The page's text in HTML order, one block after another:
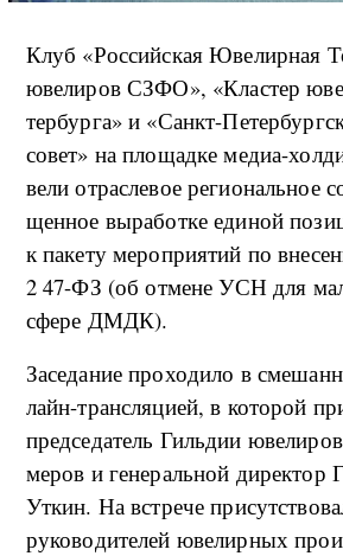
Клуб «Рос­сий­ская Юве­ли­р­ная
юве­ли­ров СЗФО», «Кла­стер
тер­бур­га» и «Санкт-
со­вет» на пло­ща­д­ке ме­диа-­
ве­ли от­рас­ле­вое ре­ги­о­наль­ное
щен­ное вы­ра­бо­т­ке еди­ной
к па­ке­ту ме­ро­при­я­тий по
2 47-ФЗ (об от­ме­не УСН для
сфе­ре ДМДК).
За­се­да­ние про­хо­ди­ло в
лайн-тран­с­ля­ци­ей, в ко­то­рой
пред­се­да­тель Гиль­дии
ме­ров и ге­не­раль­ной ди­рек­тор
Ут­кин. На встре­че
ру­ко­во­ди­те­лей юве­ли­р­ных